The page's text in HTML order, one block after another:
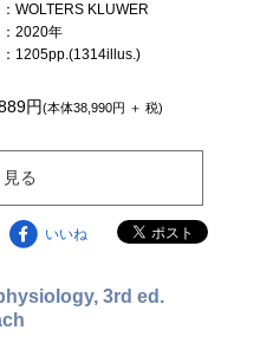
：WOLTERS KLUWER
：2020年
：1205pp.(1314illus.)
円(本体38,990円 ＋ 税)
る
いいね
3rd ed.